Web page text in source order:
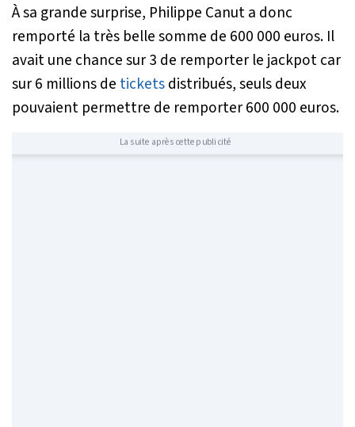
À sa grande surprise, Philippe Canut a donc
remporté la très belle somme de 600 000 euros. Il
avait une chance sur 3 de remporter le jackpot car
sur 6 millions de ticketsdistribués, seuls deux
pouvaient permettre de remporter 600 000 euros.
La suite après cette publicité